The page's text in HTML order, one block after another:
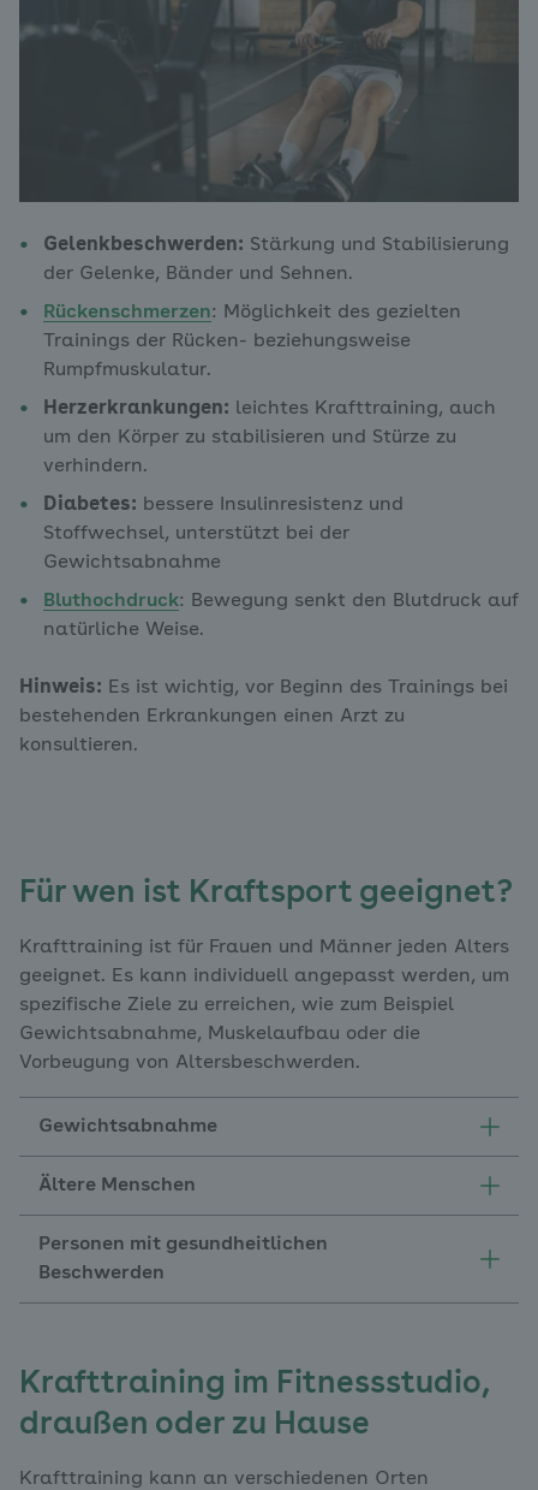
Gelenkbeschwerden: Stärkung und Stabilisierung
der Gelenke, Bänder und Sehnen.
Rückenschmerzen: Möglichkeit des gezielten
Trainings der Rücken- beziehungsweise
Rumpfmuskulatur.
Herzerkrankungen: leichtes Krafttraining, auch
um den Körper zu stabilisieren und Stürze zu
verhindern.
Diabetes: bessere Insulinresistenz und
Stoffwechsel, unterstützt bei der
Gewichtsabnahme
Bluthochdruck: Bewegung senkt den Blutdruck auf
natürliche Weise.
Hinweis: Es ist wichtig, vor Beginn des Trainings bei
bestehenden Erkrankungen einen Arzt zu
konsultieren.
Für wen ist Kraftsport geeignet?
Krafttraining ist für Frauen und Männer jeden Alters
geeignet. Es kann individuell angepasst werden, um
spezifische Ziele zu erreichen, wie zum Beispiel
Gewichtsabnahme, Muskelaufbau oder die
Vorbeugung von Altersbeschwerden.
Gewichtsabnahme
Ältere Menschen
Personen mit gesundheitlichen
Beschwerden
Krafttraining im Fitnessstudio,
draußen oder zu Hause
Krafttraining kann an verschiedenen Orten